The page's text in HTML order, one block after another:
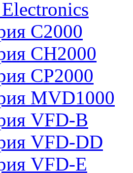
C2000
CH2000
CP2000
MVD1000
VFD-B
VFD-DD
VFD-E